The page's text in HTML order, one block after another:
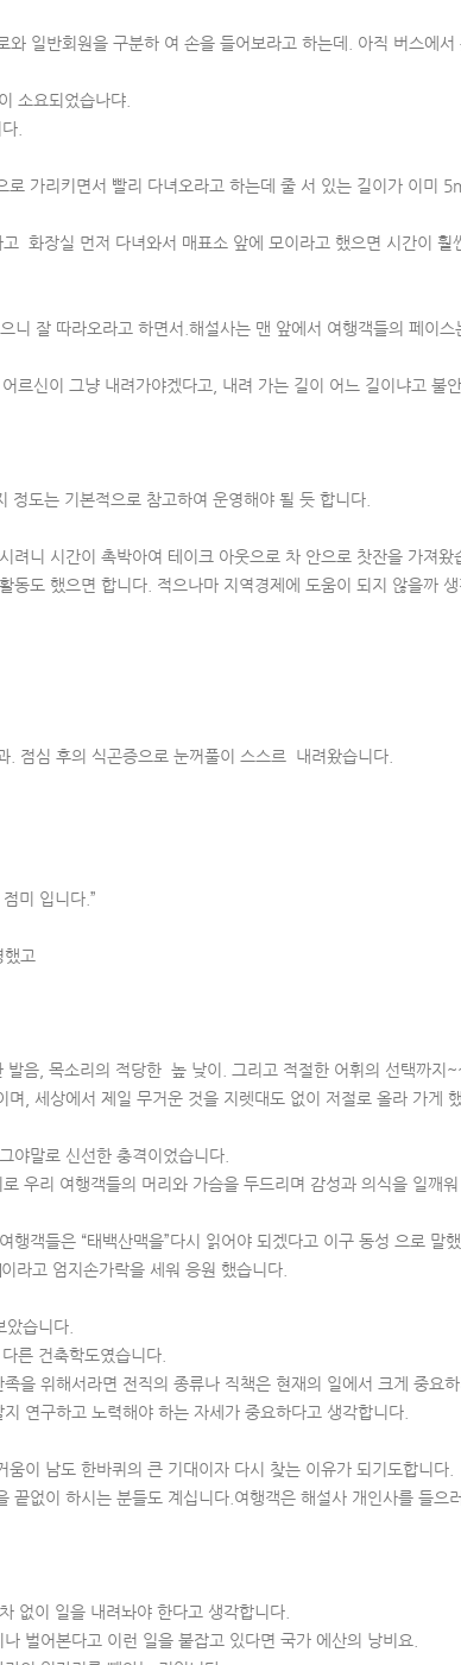
일반회원을 구분하 여 손을 들어보라고 하는데. 아직 버스에서
소요되었습나댜.
.
가리키면서 빨리 다녀오라고 하는데 줄 서 있는 길이가 이미
장실 먼저 다녀와서 매표소 앞에 모이라고 했으면 시간이 훨
니 잘 따라오라고 하면서.해설사는 맨 앞에서 여행객들의 페이스
신이 그냥 내려가야겠다고, 내려 가는 길이 어느 길이냐고 불
도는 기본적으로 참고하여 운영해야 될 듯 합니다.
니 시간이 촉박아여 테이크 아웃으로 차 안으로 찻잔을 가져왔
도 했으면 합니다. 적으나마 지역경제에 도움이 되지 않을까 생
점심 후의 식곤증으로 눈꺼풀이 스스르 내려왔습니다.
미 입니다.”
고
음, 목소리의 적당한 높 낮이. 그리고 적절한 어휘의 선택까지
, 세상에서 제일 무거운 것을 지렛대도 없이 저절로 올라 가게
말로 신선한 충격이었습니다.
우리 여행객들의 머리와 가슴을 두드리며 감성과 의식을 일깨워
객들은 “태백산맥을”다시 읽어야 되겠다고 이구 동성 으로 말
라고 엄지손가락을 세워 응원 했습니다.
습니다.
른 건축학도였습니다.
을 위해서라면 전직의 종류나 직책은 현재의 일에서 크게 중요하
연구하고 노력해야 하는 자세가 중요하다고 생각합니다.
이 남도 한바퀴의 큰 기대이자 다시 찾는 이유가 되기도합니다.
없이 하시는 분들도 계십니다.여행객은 해설사 개인사를 들으
없이 일을 내려놔야 한다고 생각합니다.
벌어본다고 이런 일을 붙잡고 있다면 국가 에산의 낭비요.